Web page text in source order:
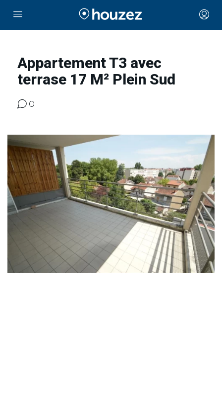
Appartement T3 avec
terrase 17 M² Plein Sud
0